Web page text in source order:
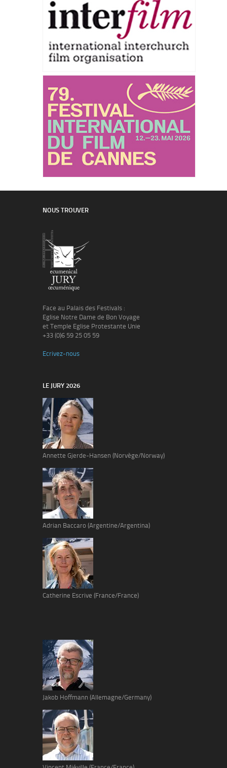
NOUS TROUVER
Face au Palais des Festivals :
Eglise Notre Dame de Bon Voyage
et Temple Eglise Protestante Unie
+33 (0)6 59 25 05 59
Ecrivez-nous
LE JURY 2026
Annette Gjerde-Hansen (Norvège/Norway)
Adrian Baccaro (Argentine/Argentina)
Catherine Escrive (France/France)
Jakob Hoffmann (Allemagne/Germany)